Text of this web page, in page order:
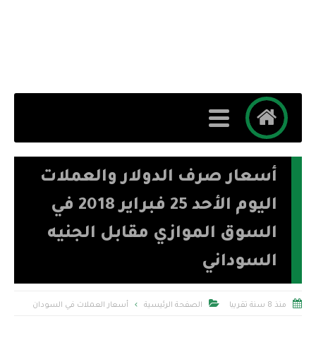
أسعار صرف الدولار والعملات
اليوم الأحد 25 فبراير 2018 في
السوق الموازي مقابل الجنيه
السوداني
 منذ 8 سنة تقريبا  الصفحة الرئيسية أسعار العملات في السودان